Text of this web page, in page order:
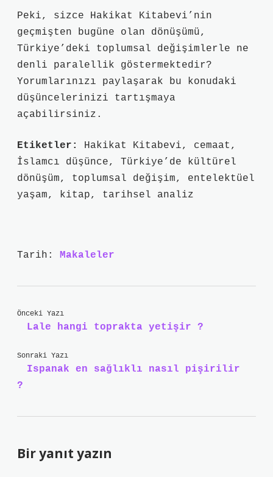
Peki, sizce Hakikat Kitabevi’nin
geçmişten bugüne olan dönüşümü,
Türkiye’deki toplumsal değişimlerle ne
denli paralellik göstermektedir?
Yorumlarınızı paylaşarak bu konudaki
düşüncelerinizi tartışmaya
açabilirsiniz.
Etiketler:
Hakikat Kitabevi, cemaat,
İslamcı düşünce, Türkiye’de kültürel
dönüşüm, toplumsal değişim, entelektüel
yaşam, kitap, tarihsel analiz
Tarih: Makaleler
Önceki Yazı
Lale hangi toprakta yetişir ?
Sonraki Yazı
Ispanak en sağlıklı nasıl pişirilir
?
Bir yanıt yazın